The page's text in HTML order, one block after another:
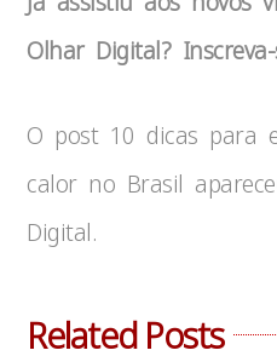
Olhar Digital?
O post 10 dicas para
calor no Brasil
Digital.
Related Posts